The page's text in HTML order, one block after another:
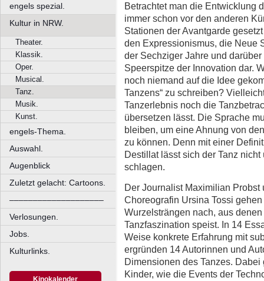
engels spezial.
Kultur in NRW.
Theater.
Klassik.
Oper.
Musical.
Tanz.
Musik.
Kunst.
engels-Thema.
Auswahl.
Augenblick
Zuletzt gelacht: Cartoons.
––––––––––––––––––––
Verlosungen.
Jobs.
Kulturlinks.
Kinokalender
Betrachtet man die Entwicklung
immer schon vor den anderen
Stationen der Avantgarde
den Expressionismus, die Neue
der Sechziger Jahre und
Speerspitze der Innovation dar.
noch niemand auf die Idee
Tanzens“ zu schreiben?
Tanzerlebnis noch die
übersetzen lässt. Die Sprache
bleiben, um eine Ahnung von
zu können. Denn mit einer
Destillat lässt sich der Tanz
schlagen.
Der Journalist Maximilian
Choreografin Ursina Tossi
Wurzelsträngen nach, aus
Tanzfaszination speist. In 14
Weise konkrete Erfahrung mit
ergründen 14 Autorinnen und
Dimensionen des Tanzes.
Kinder, wie die Events der